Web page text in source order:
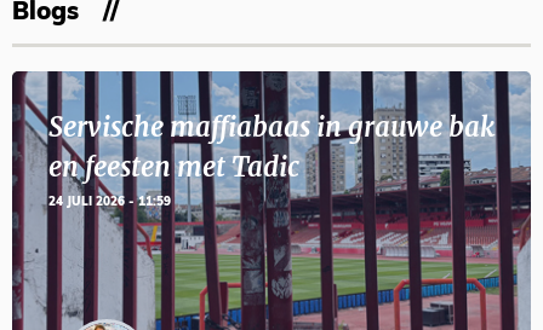
Blogs
Servische maffiabaas in grauwe bak
en feesten met Tadic
24 JULI 2026 - 11:59